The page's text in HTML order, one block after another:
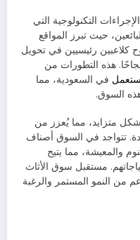
التكنولوجية التي
حيث تبرز المواقع
كلاعبين رئيسيين في تحويل
هذه التطورات من
في السعودية، مما
السوق.
متزايد، مما يُعزز من
تتواجد في السوق أصناف
والمعيشة، مما يتيح
مستقبل سوق الأثاث
من النمو المستمر والرغبة